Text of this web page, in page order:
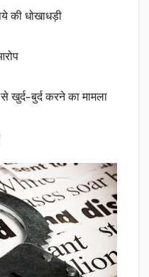
की धोखाधड़ी
बुर्द करने का मामला